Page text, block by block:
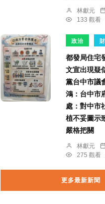
林獻元
133 觀看
政治
都發局住宅
文宣出現
黨台中市議
鴻：台中市
處：對中市
植不妥圖示
嚴格把關
林獻元
275 觀看
更多最新新聞